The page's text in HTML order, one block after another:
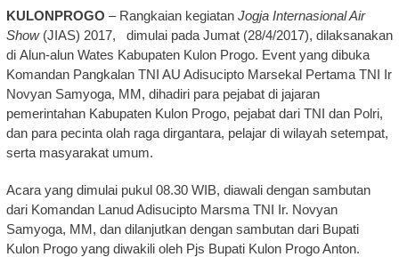
KULONPROGO – Rangkaian kegiatan Jogja Internasional Air
Show(JIAS) 2017, dimulai pada Jumat (28/4/2017), dilaksanakan
di Alun-alun Wates Kabupaten Kulon Progo. Event yang dibuka
Komandan Pangkalan TNI AU Adisucipto Marsekal Pertama TNI Ir
Novyan Samyoga, MM, dihadiri para pejabat di jajaran
pemerintahan Kabupaten Kulon Progo, pejabat dari TNI dan Polri,
dan para pecinta olah raga dirgantara, pelajar di wilayah setempat,
serta masyarakat umum.
Acara yang dimulai pukul 08.30 WIB, diawali dengan sambutan
dari Komandan Lanud Adisucipto Marsma TNI Ir. Novyan
Samyoga, MM, dan dilanjutkan dengan sambutan dari Bupati
Kulon Progo yang diwakili oleh Pjs Bupati Kulon Progo Anton.